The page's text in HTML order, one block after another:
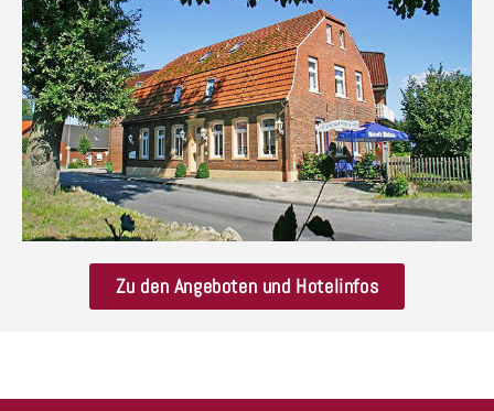
Zu den Angeboten und Hotelinfos